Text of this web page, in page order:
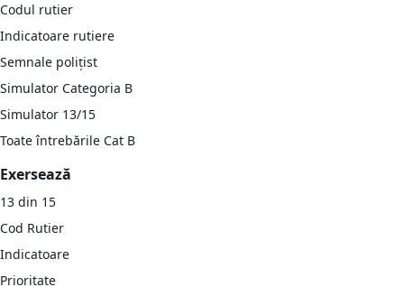
Codul rutier
Indicatoare rutiere
Semnale polițist
Simulator Categoria B
Simulator 13/15
Toate întrebările Cat B
Exersează
13 din 15
Cod Rutier
Indicatoare
Prioritate